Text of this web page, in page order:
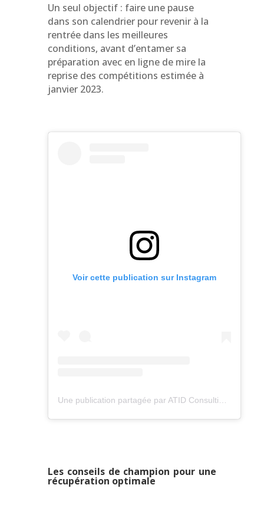
Un seul objectif : faire une pause
dans son calendrier pour revenir à la
rentrée dans les meilleures
conditions, avant d’entamer sa
préparation avec en ligne de mire la
reprise des compétitions estimée à
janvier 2023.
Voir cette publication sur Instagram
Une publication partagée par ATID Consulting (@atid.consulting)
Les conseils de champion pour une
récupération optimale